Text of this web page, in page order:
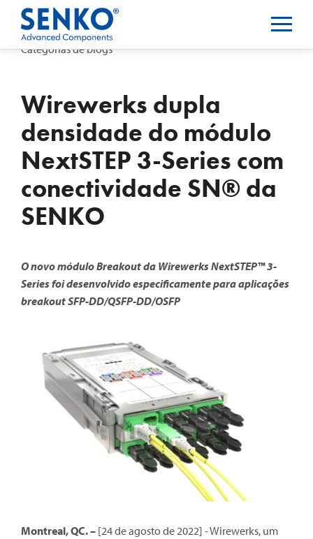
Categorias de blogs
Wirewerks dupla
densidade do módulo
NextSTEP 3-Series com
conectividade SN® da
SENKO
O novo módulo Breakout da Wirewerks NextSTEP™ 3-
Series foi desenvolvido especificamente para aplicações
breakout SFP-DD/QSFP-DD/OSFP
Montreal, QC. – [24 de agosto de 2022] - Wirewerks, um